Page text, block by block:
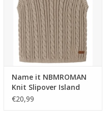
Name it NBMROMAN
Knit Slipover Island
Fossil -
€20,99